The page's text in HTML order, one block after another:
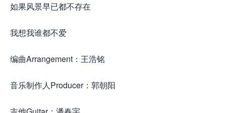
如果风景早已都不存在
我想我谁都不爱
编曲Arrangement：王浩铭
音乐制作人Producer：郭朝阳